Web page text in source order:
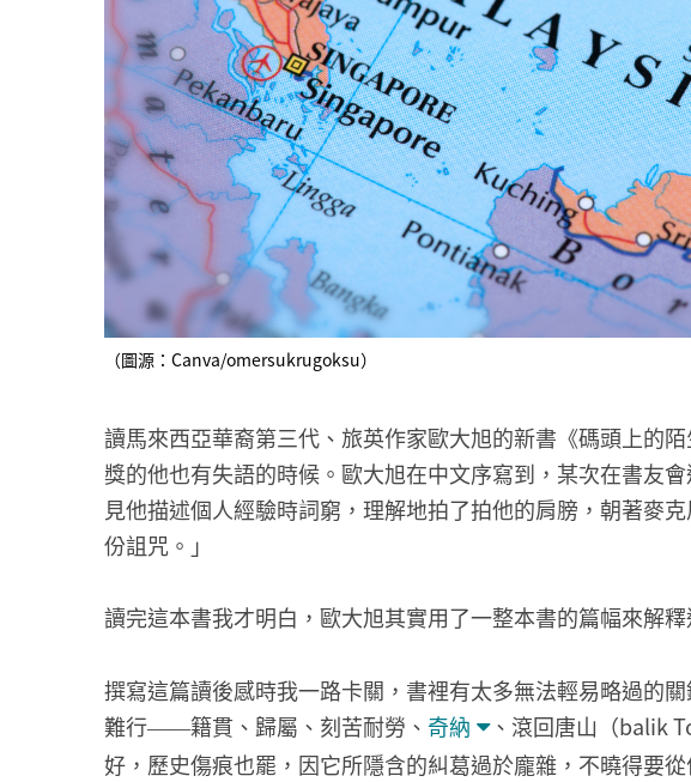
（圖源：Canva/omersukrugoksu）
讀馬來西亞華裔第三代、旅英作家歐大旭的新書《碼頭上的
獎的他也有失語的時候。歐大旭在中文序寫到，某次在書友
見他描述個人經驗時詞窮，理解地拍了拍他的肩膀，朝著麥
份詛咒。」
讀完這本書我才明白，歐大旭其實用了一整本書的篇幅來解釋
撰寫這篇讀後感時我一路卡關，書裡有太多無法輕易略過的
難行——籍貫、歸屬、刻苦耐勞、 奇納 、滾回唐山（balik
好，歷史傷痕也罷，因它所隱含的糾葛過於龐雜，不曉得要